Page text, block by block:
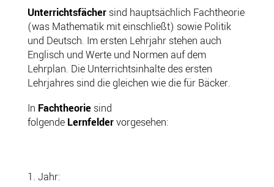
Unterrichtsfächersind hauptsächlich Fachtheorie
(was Mathematik mit einschließt) sowie Politik
und Deutsch. Im ersten Lehrjahr stehen auch
Englisch und Werte und Normen auf dem
Lehrplan. Die Unterrichtsinhalte des ersten
Lehrjahres sind die gleichen wie die für Bäcker.
In Fachtheoriesind
folgende Lernfeldervorgesehen:
1. Jahr: